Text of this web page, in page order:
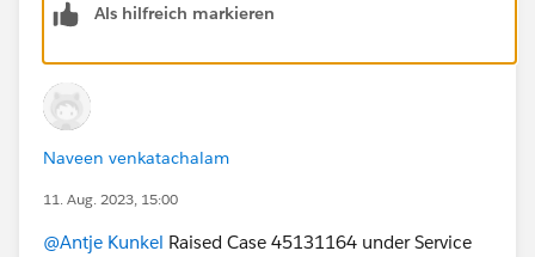
Als hilfreich markieren
Naveen venkatachalam
11. Aug. 2023, 15:00
@Antje Kunkel Raised Case 45131164 under Service